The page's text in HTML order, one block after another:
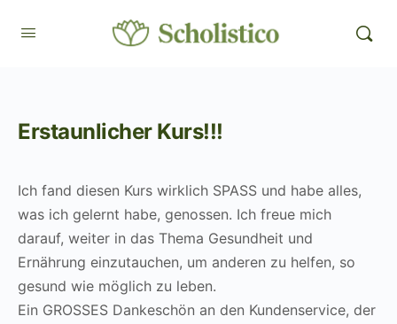
Erstaunlicher Kurs!!!
Ich fand diesen Kurs wirklich SPASS und habe alles,
was ich gelernt habe, genossen. Ich freue mich
darauf, weiter in das Thema Gesundheit und
Ernährung einzutauchen, um anderen zu helfen, so
gesund wie möglich zu leben.
Ein GROSSES Dankeschön an den Kundenservice, der